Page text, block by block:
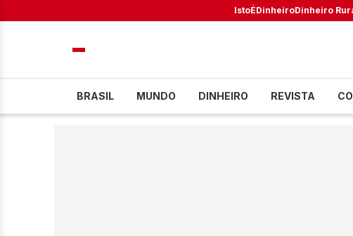
IstoÉDinheiroDinheiro
BRASIL MUNDO DINHEIRO REVISTA